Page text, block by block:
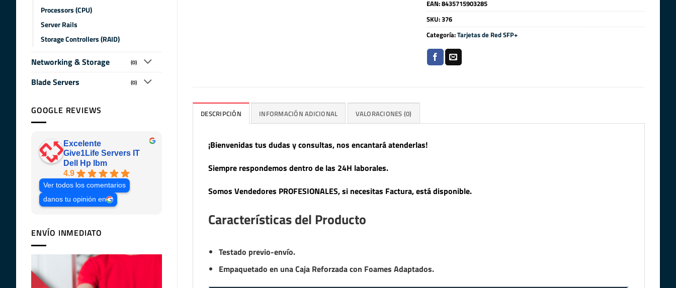
Processors (CPU)
Server Rails
Storage Controllers (RAID)
Networking & Storage (0)
Blade Servers (0)
GOOGLE REVIEWS
Excelente
Give1Life Servers IT
Dell Hp Ibm
4.9
Ver todos los comentarios
danos tu opinión en
ENVÍO INMEDIATO
EAN:8435715903285
SKU:376
Categoría:Tarjetas de Red SFP+
DESCRIPCIÓN INFORMACIÓN ADICIONAL VALORACIONES (0)
¡Bienvenidas tus dudas y consultas, nos encantará atenderlas!
Siempre respondemos dentro de las 24H laborales.
Somos Vendedores PROFESIONALES, si necesitas Factura, está disponible.
Características del Producto
Testado previo-envío.
Empaquetado en una Caja Reforzada con Foames Adaptados.